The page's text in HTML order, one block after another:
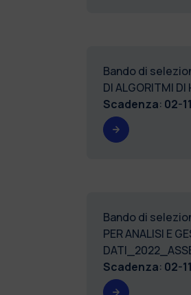
Bando di
DI ALGORITMI
Scadenza: 02-
Bando di
PER ANALISI E
Scadenza: 02-